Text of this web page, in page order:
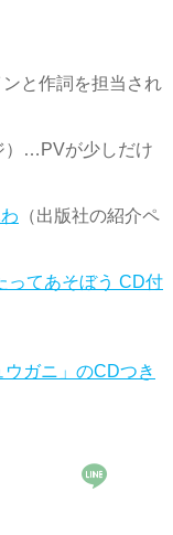
と作詞を担当され
）…PVが少しだけ
（出版社の紹介ペ
ってあそぼう CD付
ガニ」のCDつき